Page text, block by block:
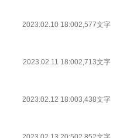
2023.02.10 18:002,577文字
2023.02.11 18:002,713文字
2023.02.12 18:003,438文字